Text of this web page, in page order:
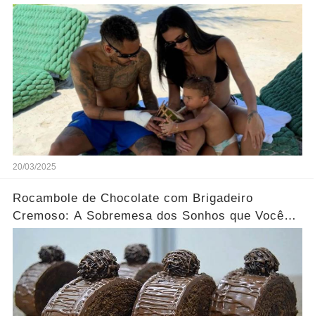
20/03/2025
Rocambole de Chocolate com Brigadeiro
Cremoso: A Sobremesa dos Sonhos que Você